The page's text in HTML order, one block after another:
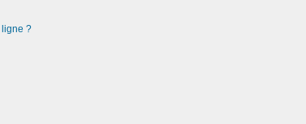
ligne ?